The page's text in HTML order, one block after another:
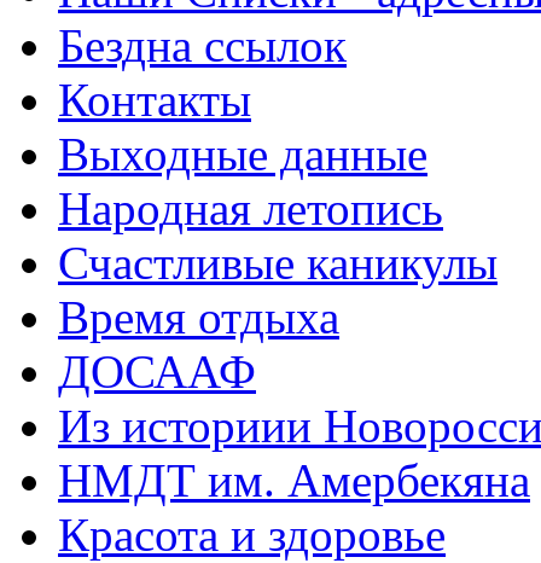
Бездна ссылок
Контакты
Выходные данные
Народная летопись
Счастливые каникулы
Время отдыха
ДОСААФ
Из историии
НМДТ им. Амербекяна
Красота и здоровье